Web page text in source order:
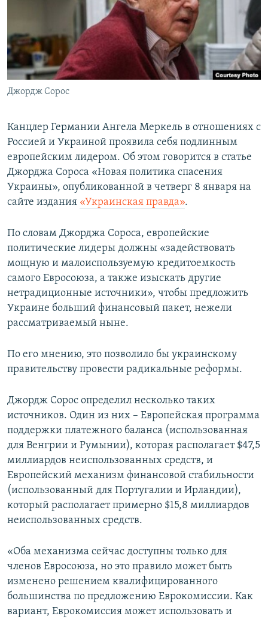
ПОБЕДИТЕЛЕЙ НЕ СУДЯТ?
КРЫМ.НЕПОКОРЕННЫЙ
ELIFBE
УКРАИНСКАЯ ПРОБЛЕМА КРЫМА
Все сайты RFE/RL
Джордж Сорос
Канцлер Германии Ангела Меркель в отношениях с
Россией и Украиной проявила себя подлинным
европейским лидером. Об этом говорится в статье
Джорджа Сороса «Новая политика спасения
Украины», опубликованной в четверг 8 января на
сайте издания «Украинская правда».
По словам Джорджа Сороса, европейские
политические лидеры должны «задействовать
мощную и малоиспользуемую кредитоемкость
самого Евросоюза, а также изыскать другие
нетрадиционные источники», чтобы предложить
Украине больший финансовый пакет, нежели
рассматриваемый ныне.
По его мнению, это позволило бы украинскому
правительству провести радикальные реформы.
Джордж Сорос определил несколько таких
источников. Один из них – Европейская программа
поддержки платежного баланса (использованная
для Венгрии и Румынии), которая располагает $47,5
миллиардов неиспользованных средств, и
Европейский механизм финансовой стабильности
(использованный для Португалии и Ирландии),
который располагает примерно $15,8 миллиардов
неиспользованных средств.
«Оба механизма сейчас доступны только для
членов Евросоюза, но это правило может быть
изменено решением квалифицированного
большинства по предложению Еврокомиссии. Как
вариант, Еврокомиссия может использовать и